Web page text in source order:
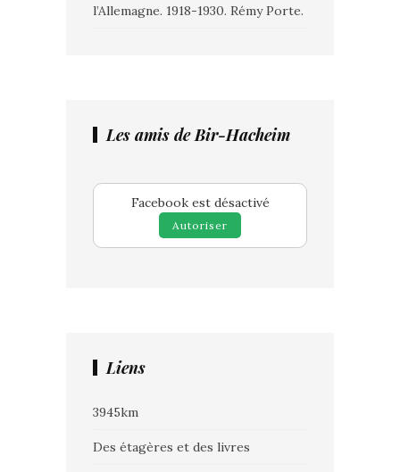
l’Allemagne. 1918-1930. Rémy Porte.
Les amis de Bir-Hacheim
Facebook est désactivé
Autoriser
Liens
3945km
Des étagères et des livres